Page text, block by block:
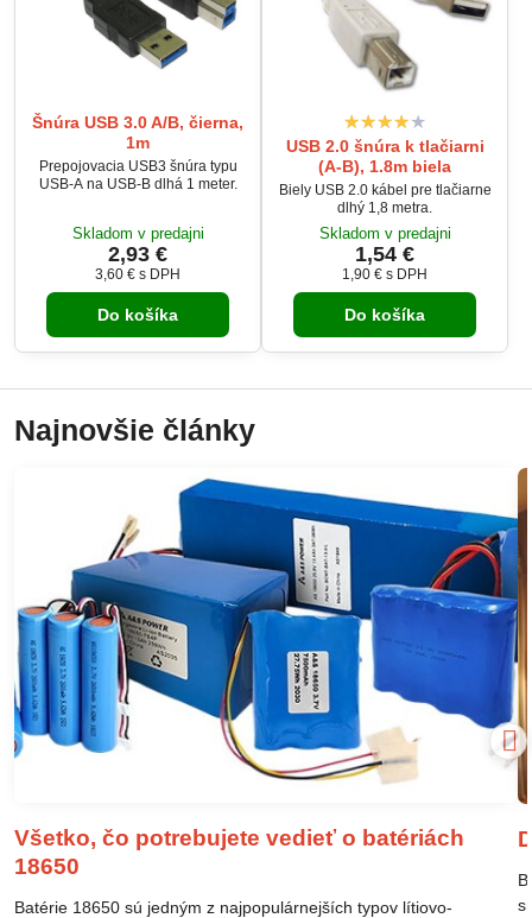
Šnúra USB 3.0 A/B, čierna,
1m
Prepojovacia USB3 šnúra typu
USB-A na USB-B dlhá 1 meter.
Skladom v predajni
2,93 €
3,60 € s DPH
Do košíka
USB 2.0 šnúra k tlačiarni
(A-B), 1.8m biela
Biely USB 2.0 kábel pre tlačiarne
dlhý 1,8 metra.
Skladom v predajni
1,54 €
1,90 € s DPH
Do košíka
Najnovšie články
Všetko, čo potrebujete vedieť o batériách
18650
Batérie 18650 sú jedným z najpopulárnejších typov lítiovo-